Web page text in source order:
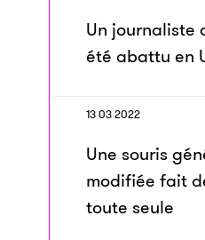
Un journaliste
été abattu en
13 03 2022
Une souris
modifiée fait
toute seule